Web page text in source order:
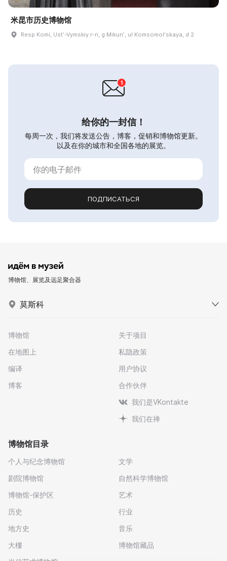
米昆市历史博物馆
Resp Komi, Ustʹ-Vymskiy r-n, g Mikunʹ, ul Komsomolʹskaya, d 2
给你的一封信！
每周一次，我们将发送公告，博客，促销和博物馆更新。
以及在你的城市和全国各地的展览。
ПОДПИСАТЬСЯ
博物馆、展览及远足聚合器
莫斯科
博物馆
在地图上
编译
博客
关于项目
私隐政策
用户协议
合作伙伴
我们是VKontakte
我们在禅
博物馆目录
个人与纪念博物馆
剧院博物馆
博物馆-保护区
历史
地方史
大樓
文学
自然科学博物馆
艺术
行业
音乐
博物馆藏品